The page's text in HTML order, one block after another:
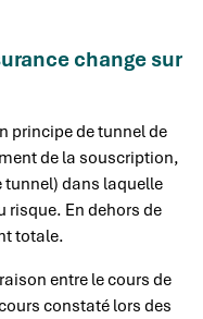
change sur
principe de tunnel de
de la souscription,
tunnel) dans laquelle
risque. En dehors de
totale.
entre le cours de
constaté lors des